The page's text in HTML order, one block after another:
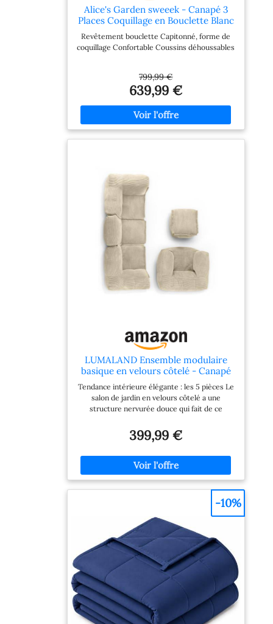
Alice's Garden sweeek - Canapé 3
Places Coquillage en Bouclette Blanc
L 221 x P 100 x H 76cm - Perla
Revêtement bouclette Capitonné, forme de
coquillage Confortable Coussins déhoussables
799,99 €
639,99 €
LUMALAND Ensemble modulaire
basique en velours côtelé - Canapé
avec fauteuil et pouf - 5 sacs
d'intérieur avec rembourrage -
Canapé modulaire avec perles EPS -
Coussin d'assise XXL pour salon,
Tendance intérieure élégante : les 5 pièces Le
salon de jardin en velours côtelé a une
structure nervurée douce qui fait de ce
Grâce à sa faible hauteur d'assise (40 cm), sa
profondeur d'assise généreuse (53 cm) et son
soit pour un canapé 2 places ou un canapé
XXL, les meubles du kit de base modulaire en
Déménagement, croissance, visite ?
Transformez votre maison à tout moment,
sans acheter d'autres meubles Ensemble
complet robuste : coutures renforcées,
fermetures éclair dissimulées, dessous en
matériau extérieur et housses lavables
résistantes aux plis (30 °) – Ainsi, l'ensemble
de pouf géant assure un plaisir durable, que ce
soit un tabouret, une chaise longue ou un
canapé familial ! Rembourrage adaptable :
399,99 €
-10%